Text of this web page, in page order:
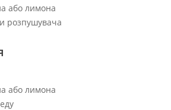
або лимона
розпушувача
або лимона